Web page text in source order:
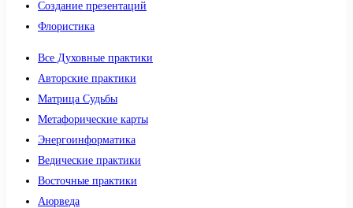
Создание презентаций
Флористика
Все Духовные практики
Авторские практики
Матрица Судьбы
Метафорические карты
Энергоинформатика
Ведические практики
Восточные практики
Аюрведа